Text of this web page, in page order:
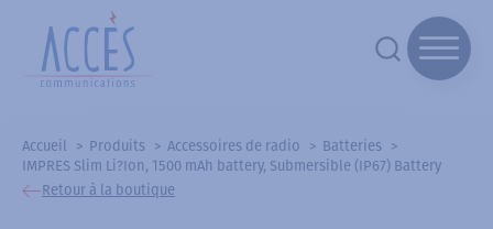
Accueil Produits Accessoires de radio
Batteries
IMPRES Slim Li?Ion, 1500 mAh battery, Submersible (IP67) Battery
Retour à la boutique